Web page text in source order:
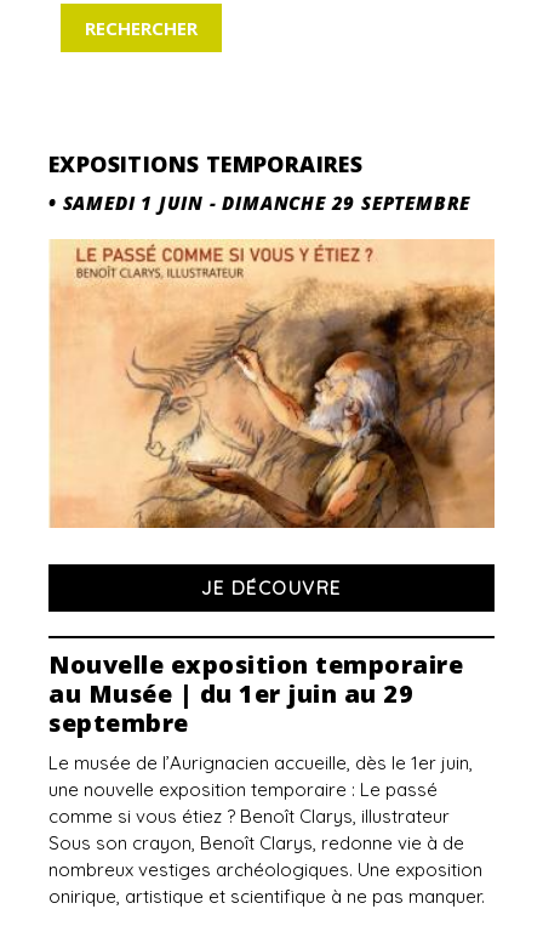
EXPOSITIONS TEMPORAIRES
• SAMEDI 1 JUIN -DIMANCHE 29 SEPTEMBRE
JE DÉCOUVRE
Nouvelle exposition temporaire
au Musée | du 1er juin au 29
septembre
Le musée de l’Aurignacien accueille, dès le 1er juin,
une nouvelle exposition temporaire : Le passé
comme si vous étiez ? Benoît Clarys, illustrateur
Sous son crayon, Benoît Clarys, redonne vie à de
nombreux vestiges archéologiques. Une exposition
onirique, artistique et scientifique à ne pas manquer.